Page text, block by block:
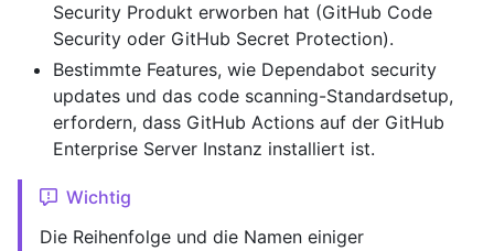
Security Produkt erworben hat (GitHub Code
Security oder GitHub Secret Protection).
Bestimmte Features, wie Dependabot security
updates und das code scanning-Standardsetup,
erfordern, dass GitHub Actions auf der GitHub
Enterprise Server Instanz installiert ist.
Wichtig
Die Reihenfolge und die Namen einiger